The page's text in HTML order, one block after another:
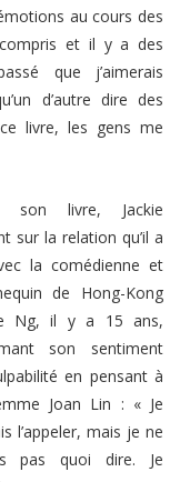
au cours des
compris et il y a des
que j’aimerais
d’autre dire des
livre, les gens me
son livre, Jackie
sur la relation qu’il a
la comédienne et
de Hong-Kong
Ng, il y a 15 ans,
son sentiment
en pensant à
Joan Lin : « Je
l’appeler, mais je ne
pas quoi dire. Je